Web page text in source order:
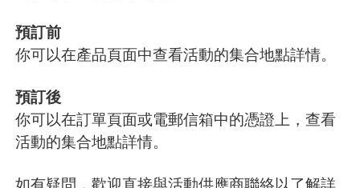
預訂前
你可以在產品頁面中查看活動的集合地點詳情。
預訂後
你可以在訂單頁面或電郵信箱中的憑證上，查看
活動的集合地點詳情。
如有疑問，歡迎直接與活動供應商聯絡以了解詳